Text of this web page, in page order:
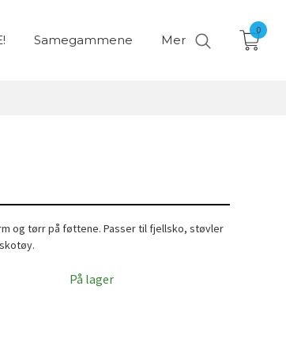
Samegammene Mer
0
og tørr på føttene. Passer til fjellsko, støvler
På lager